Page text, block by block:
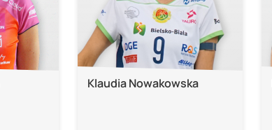
Klaudia Nowakowska